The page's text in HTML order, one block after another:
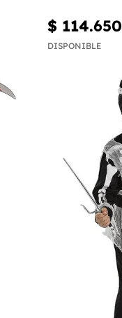
$ 114.650
DISPONIBLE